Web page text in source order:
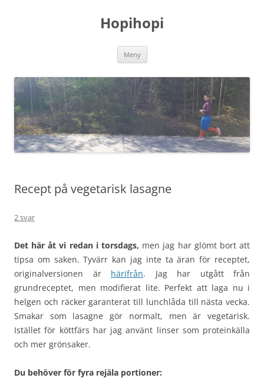
Hopihopi
Meny
Recept på vegetarisk lasagne
2 svar
Det här åt vi redan i torsdags, men jag har glömt bort att
tipsa om saken. Tyvärr kan jag inte ta äran för receptet,
originalversionen är härifrån. Jag har utgått från
grundreceptet, men modifierat lite. Perfekt att laga nu i
helgen och räcker garanterat till lunchlåda till nästa vecka.
Smakar som lasagne gör normalt, men är vegetarisk.
Istället för köttfärs har jag använt linser som proteinkälla
och mer grönsaker.
Du behöver för fyra rejäla portioner: